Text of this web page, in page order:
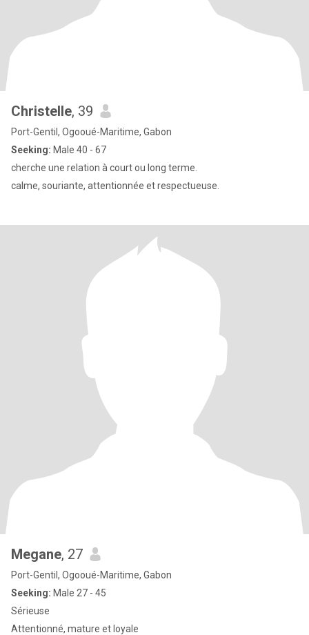
Christelle, 39
Port-Gentil, Ogooué-Maritime, Gabon
Seeking: Male 40 - 67
cherche une relation à court ou long terme.
calme, souriante, attentionnée et respectueuse.
Megane, 27
Port-Gentil, Ogooué-Maritime, Gabon
Seeking: Male 27 - 45
Sérieuse
Attentionné, mature et loyale